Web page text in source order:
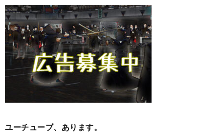
ユーチューブ、あります。